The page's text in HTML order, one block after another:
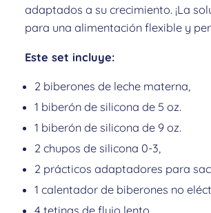
adaptados a su crecimiento. ¡La
para una alimentación flexible y
Este set incluye:
2 biberones de leche materna,
1 biberón de silicona de 5 oz.
1 biberón de silicona de 9 oz.
2 chupos de silicona 0-3,
2 prácticos adaptadores para
1 calentador de biberones no